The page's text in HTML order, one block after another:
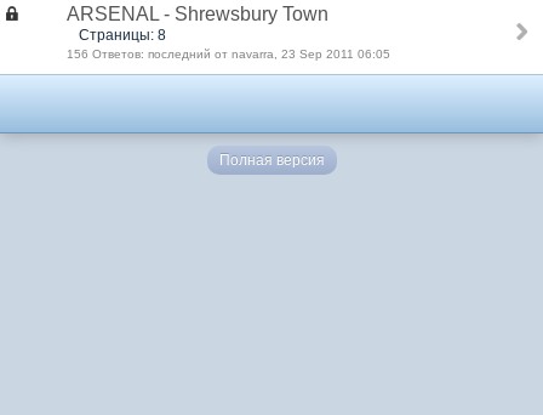
ARSENAL - Shrewsbury Town
Страницы: 8
156 Ответов: последний от navarra, 23 Sep 2011 06:05
Полная версия